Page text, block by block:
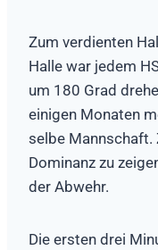
Zum verdienten
Halle war jedem
um 180 Grad
einigen Monaten
selbe Mannschaft.
Dominanz zu
der Abwehr.
Die ersten drei